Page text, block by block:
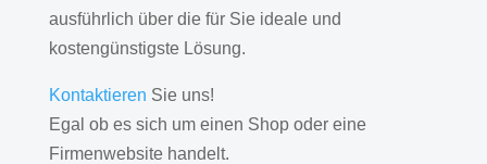
ausführlich über die für Sie ideale und
kostengünstigste Lösung.
Kontaktieren Sie uns!
Egal ob es sich um einen Shop oder eine
Firmenwebsite handelt.